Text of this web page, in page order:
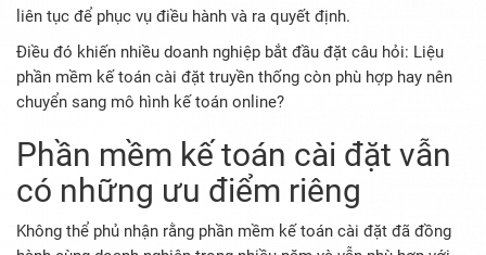
liên tục để phục vụ điều hành và ra quyết định.
Điều đó khiến nhiều doanh nghiệp bắt đầu đặt câu hỏi: Liệu
phần mềm kế toán cài đặt truyền thống còn phù hợp hay nên
chuyển sang mô hình kế toán online?
Phần mềm kế toán cài đặt vẫn
có những ưu điểm riêng
Không thể phủ nhận rằng phần mềm kế toán cài đặt đã đồng